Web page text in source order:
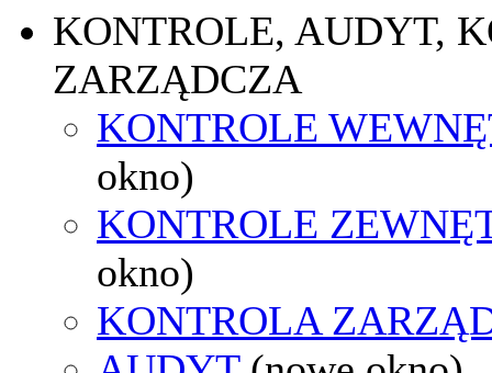
KONTROLE, AUDYT,
ZARZĄDCZA
KONTROLE
okno)
KONTROLE
okno)
KONTROLA